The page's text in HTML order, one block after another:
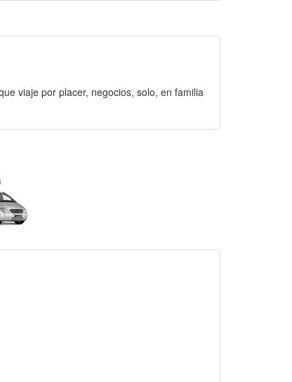
viaje por placer, negocios, solo, en familia